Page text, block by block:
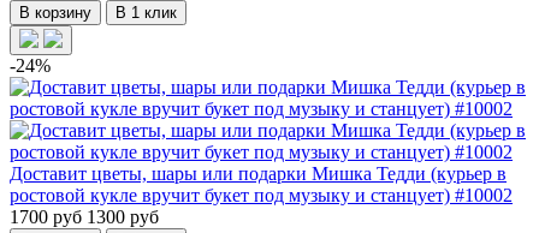
В корзину В 1 клик
-24%
Доставит цветы, шары или подарки Мишка Тедди (курьер в
ростовой кукле вручит букет под музыку и станцует) #10002
1700 руб 1300 руб